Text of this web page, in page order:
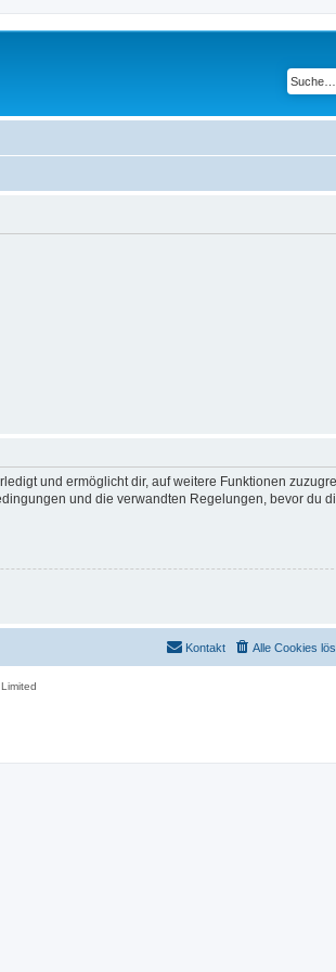
und ermöglicht dir, auf weitere Funktionen
und die verwandten Regelungen, bevor du
Alle Cookies
Kontakt